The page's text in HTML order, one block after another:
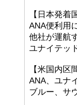
【日本発着
ANA便利用
他社が運航
ユナイテッ
【米国内区
ANA、ユナ
ブルー、サ